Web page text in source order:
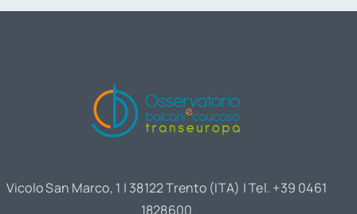
Vicolo San Marco, 1 | 38122 Trento (ITA) | Tel. +39 0461
1828600